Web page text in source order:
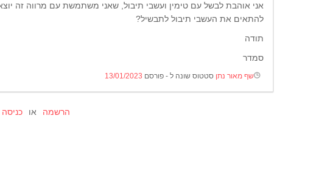
אני אוהבת לבשל עם טימין ועשבי תיבול, שאני משתמשת עם מרווה זה
להתאים את העשבי תיבול לתבשיל?
תודה
סמדר
שף מאור נתן סטטוס שונה ל - פורסם 13/01/2023
הרשמה או כניסה